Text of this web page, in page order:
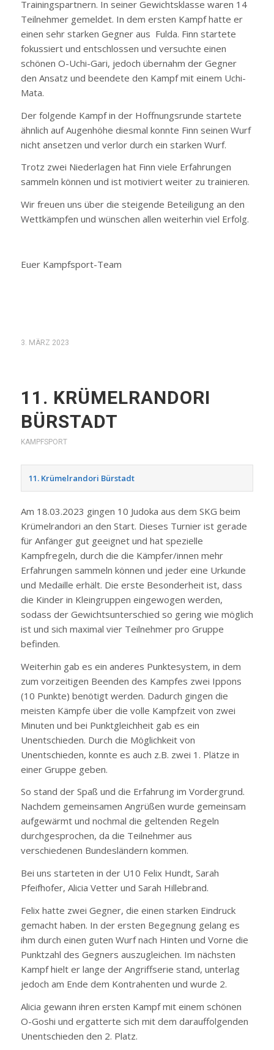
Trainingspartnern. In seiner Gewichtsklasse waren 14
Teilnehmer gemeldet. In dem ersten Kampf hatte er
einen sehr starken Gegner aus Fulda. Finn startete
fokussiert und entschlossen und versuchte einen
schönen O-Uchi-Gari, jedoch übernahm der Gegner
den Ansatz und beendete den Kampf mit einem Uchi-
Mata.
Der folgende Kampf in der Hoffnungsrunde startete
ähnlich auf Augenhöhe diesmal konnte Finn seinen Wurf
nicht ansetzen und verlor durch ein starken Wurf.
Trotz zwei Niederlagen hat Finn viele Erfahrungen
sammeln können und ist motiviert weiter zu trainieren.
Wir freuen uns über die steigende Beteiligung an den
Wettkämpfen und wünschen allen weiterhin viel Erfolg.
Euer Kampfsport-Team
3. MÄRZ 2023
11. KRÜMELRANDORI
BÜRSTADT
KAMPFSPORT
11. Krümelrandori Bürstadt
Am 18.03.2023 gingen 10 Judoka aus dem SKG beim
Krümelrandori an den Start. Dieses Turnier ist gerade
für Anfänger gut geeignet und hat spezielle
Kampfregeln, durch die die Kämpfer/innen mehr
Erfahrungen sammeln können und jeder eine Urkunde
und Medaille erhält. Die erste Besonderheit ist, dass
die Kinder in Kleingruppen eingewogen werden,
sodass der Gewichtsunterschied so gering wie möglich
ist und sich maximal vier Teilnehmer pro Gruppe
befinden.
Weiterhin gab es ein anderes Punktesystem, in dem
zum vorzeitigen Beenden des Kampfes zwei Ippons
(10 Punkte) benötigt werden. Dadurch gingen die
meisten Kämpfe über die volle Kampfzeit von zwei
Minuten und bei Punktgleichheit gab es ein
Unentschieden. Durch die Möglichkeit von
Unentschieden, konnte es auch z.B. zwei 1. Plätze in
einer Gruppe geben.
So stand der Spaß und die Erfahrung im Vordergrund.
Nachdem gemeinsamen Angrüßen wurde gemeinsam
aufgewärmt und nochmal die geltenden Regeln
durchgesprochen, da die Teilnehmer aus
verschiedenen Bundesländern kommen.
Bei uns starteten in der U10 Felix Hundt, Sarah
Pfeifhofer, Alicia Vetter und Sarah Hillebrand.
Felix hatte zwei Gegner, die einen starken Eindruck
gemacht haben. In der ersten Begegnung gelang es
ihm durch einen guten Wurf nach Hinten und Vorne die
Punktzahl des Gegners auszugleichen. Im nächsten
Kampf hielt er lange der Angriffserie stand, unterlag
jedoch am Ende dem Kontrahenten und wurde 2.
Alicia gewann ihren ersten Kampf mit einem schönen
O-Goshi und ergatterte sich mit dem darauffolgenden
Unentschieden den 2. Platz.